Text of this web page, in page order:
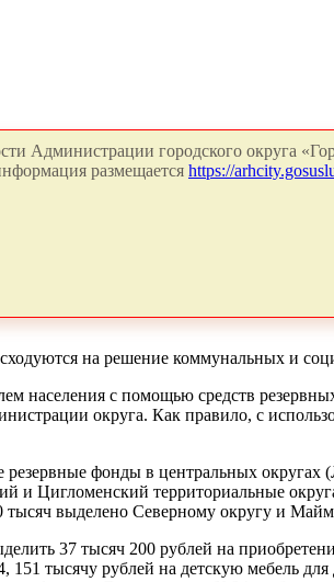
Администрации городского округа
размещается https://
на решение коммунальных и
населения с помощью средств
округа. Как правило, с
фонды в центральных
и Цигломенский территориальные
выделено Северному округу и
37 тысяч 200 рублей на
тысячу рублей на детскую мебель